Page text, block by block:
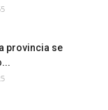
provincia se